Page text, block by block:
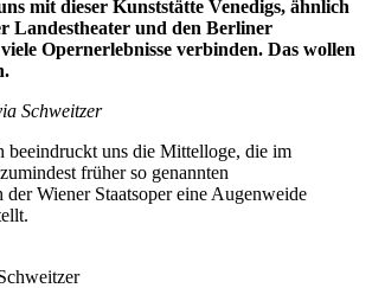
mit dieser Kunststätte Venedigs, ähnlich
Landestheater und den Berliner
Opernerlebnisse verbinden. Das wollen
Schweitzer
beeindruckt uns die Mittelloge, die im
früher so genannten
der Wiener Staatsoper eine Augenweide